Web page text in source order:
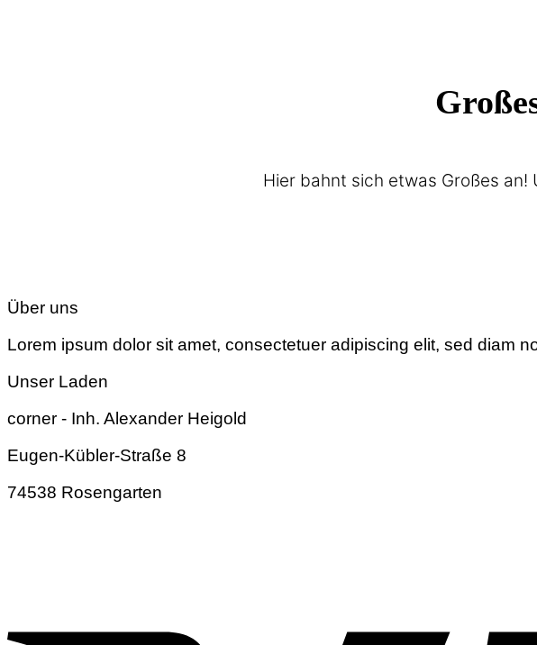
Hier bahnt sich etwas Großes
Über uns
Lorem ipsum dolor sit amet, consectetuer adipiscing elit, sed diam
Unser Laden
corner - Inh. Alexander Heigold
Eugen-Kübler-Straße 8
74538 Rosengarten